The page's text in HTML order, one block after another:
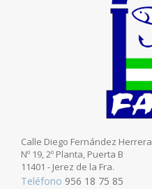
Calle Diego Fernández Herrera
Nº 19, 2º Planta, Puerta B
11401 - Jerez de la Fra.
Teléfono 956 18 75 85